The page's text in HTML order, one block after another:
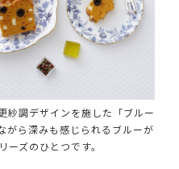
紗調デザインを施した「ブルー
がら深みも感じられるブルーが
ズのひとつです。